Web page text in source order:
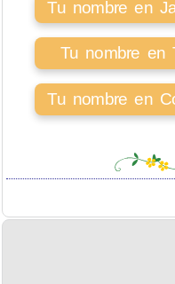
Tu nombre en
Tu nombre en
Tu nombre en